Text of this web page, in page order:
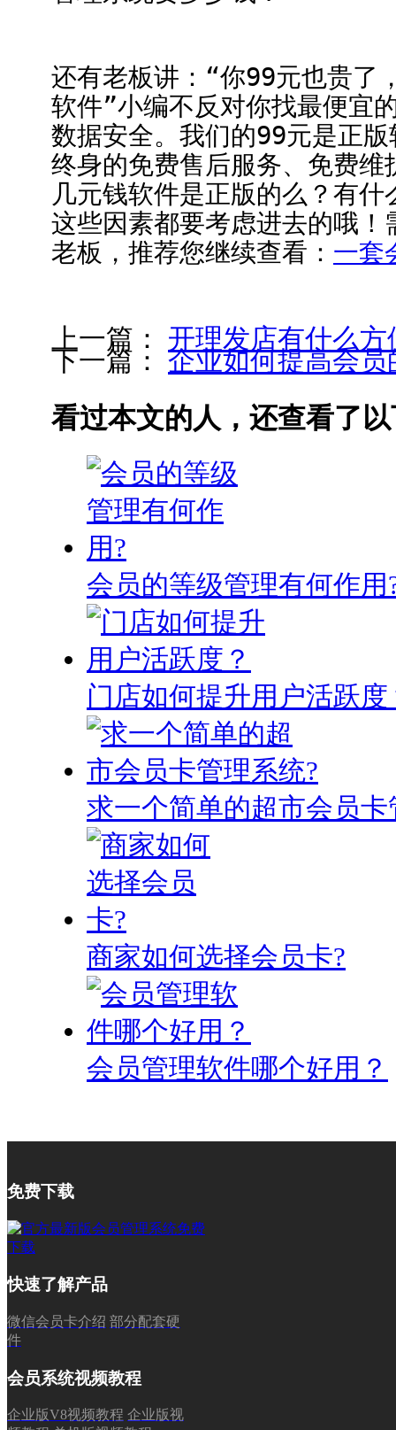
还有老板讲：“你99元也贵了
软件”小编不反对你找最便宜
数据安全。我们的99元是正
终身的免费售后服务、免费
几元钱软件是正版的么？有
这些因素都要考虑进去的哦
老板，推荐您继续查看： 一套
上一篇： 开理发店有什么
下一篇： 企业如何提高会员
看过本文的人，还查看了
会员的等级管理有何作用
门店如何提升用户活跃度
求一个简单的超市会员卡
商家如何选择会员卡?
会员管理软件哪个好用？
免费下载
快速了解产品
微信会员卡介绍 部分配套硬
件
会员系统视频教程
企业版V8视频教程 企业版视